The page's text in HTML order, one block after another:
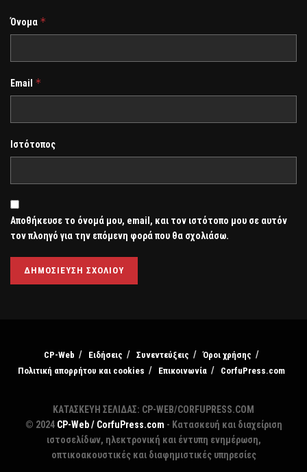
Όνομα *
Email *
Ιστότοπος
Αποθήκευσε το όνομά μου, email, και τον ιστότοπο μου σε αυτόν
τον πλοηγό για την επόμενη φορά που θα σχολιάσω.
CP-Web Ειδήσεις Συνεντεύξεις
Όροι χρήσης
Πολιτική απορρήτου και cookies
Επικοινωνία CorfuPress.com
ΚΑΤΑΣΚΕΥΗ ΣΕΛΙΔΑΣ: CP-WEB/CORFUPRESS.COM
© 2024 CP-Web / CorfuPress.com - Κατασκευή και διαχείριση
ιστοσελίδων, ηλεκτρονική και έντυπη ενημέρωση,
οπτικοακουστικές και διαφημιστικές υπηρεσίες